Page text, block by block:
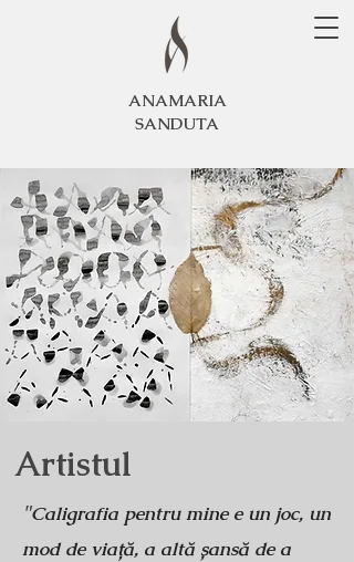
ANAMARIA
SANDUTA
Artistul
"Caligrafia pentru mine e un joc, un
mod de viață, a altă șansă de a